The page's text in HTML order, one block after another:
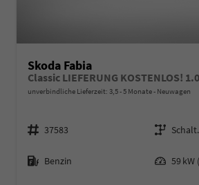
Skoda Fabia
unverbindliche Lieferzeit: 3,5 - 5 Monate Neuwagen
Fahrzeugnr.
37583
Getriebe
Kraftstoff
Benzin 59 kW